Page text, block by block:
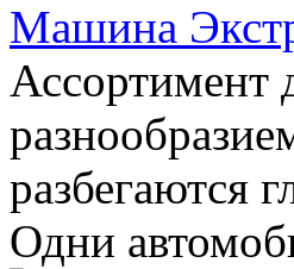
Машина
Ассортимент
разбегаются
Одни